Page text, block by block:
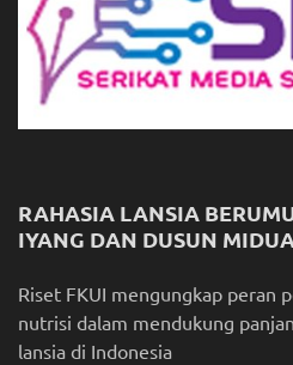
RAHASIA LANSIA
IYANG DAN DUSUN
Riset FKUI mengungkap peran
nutrisi dalam mendukung
lansia di Indonesia